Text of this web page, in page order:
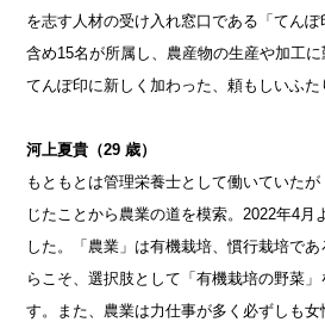
を志す人材の受け入れ窓口である「てん
含め15名が所属し、農産物の生産や加工
てんぽ印に新しく加わった、頼もしいふた
河上夏貴（29 歳）
もともとは管理栄養士として働いていた
じたことから農業の道を模索。2022年4月
した。「農業」は有機栽培、慣行栽培で
らこそ、選択肢として「有機栽培の野菜
す。また、農業は力仕事が多く必ずしも